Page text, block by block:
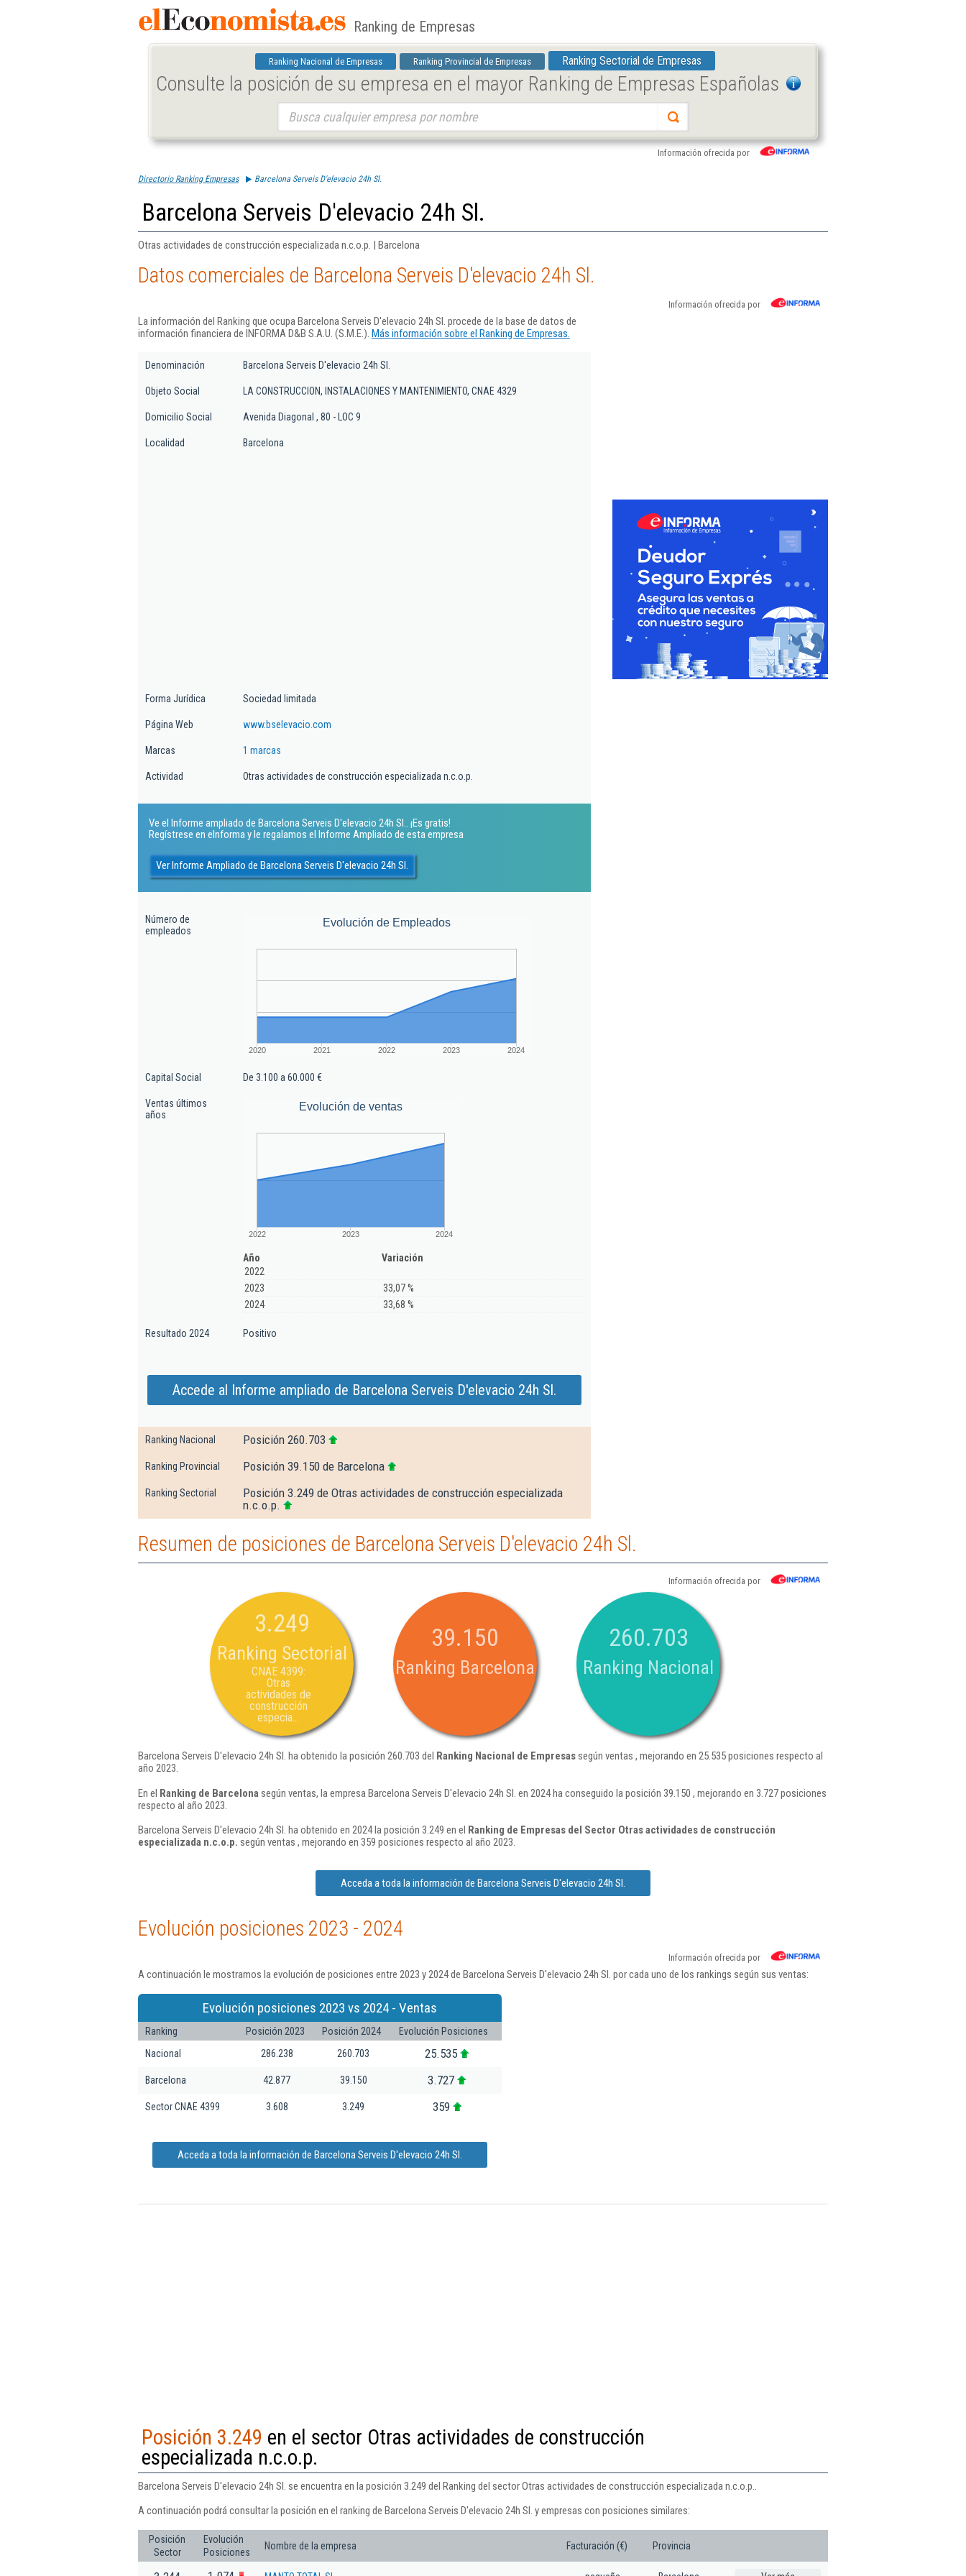
Ranking de Empresas
Ranking Nacional de Empresas Ranking Provincial de Empresas Ranking Sectorial de Empresas
Consulte la posición de su empresa en el mayor Ranking de Empresas Españolas
Información ofrecida por
Directorio Ranking Empresas Barcelona Serveis D'elevacio 24h Sl.
Barcelona Serveis D'elevacio 24h Sl.
Otras actividades de construcción especializada n.c.o.p. | Barcelona
Datos comerciales de Barcelona Serveis D'elevacio 24h Sl.
Información ofrecida por
La información del Ranking que ocupa Barcelona Serveis D'elevacio 24h Sl. procede de la base de datos de
información financiera de INFORMA D&B S.A.U. (S.M.E.). Más información sobre el Ranking de Empresas.
Denominación Barcelona Serveis D'elevacio 24h Sl.
Objeto Social LA CONSTRUCCION, INSTALACIONES Y MANTENIMIENTO, CNAE 4329
Domicilio Social Avenida Diagonal , 80 - LOC 9
Localidad Barcelona
Forma Jurídica Sociedad limitada
Página Web www.bselevacio.com
Marcas 1 marcas
Actividad Otras actividades de construcción especializada n.c.o.p.
Ve el Informe ampliado de Barcelona Serveis D'elevacio 24h Sl.. ¡Es gratis!
Regístrese en eInforma y le regalamos el Informe Ampliado de esta empresa
Ver Informe Ampliado de Barcelona Serveis D'elevacio 24h Sl.
Número de
empleados
Evolución de Empleados
2020 2021 2022 2023 2024
Capital Social De 3.100 a 60.000 €
Ventas últimos
años
Evolución de ventas
2022 2023 2024
Año
Variación
2022
2023
33,07 %
2024
33,68 %
Resultado 2024 Positivo
Accede al Informe ampliado de Barcelona Serveis D'elevacio 24h Sl.
Ranking Nacional Posición 260.703
Ranking Provincial Posición 39.150 de Barcelona
Ranking Sectorial
Posición 3.249 de Otras actividades de construcción especializada
n.c.o.p.
Resumen de posiciones de Barcelona Serveis D'elevacio 24h Sl.
Información ofrecida por
3.249
Ranking Sectorial
CNAE 4399:
Otras
actividades de
construcción
especia...
39.150
Ranking Barcelona
260.703
Ranking Nacional
Barcelona Serveis D'elevacio 24h Sl. ha obtenido la posición 260.703 del Ranking Nacional de Empresassegún ventas , mejorando en 25.535 posiciones respecto al
año 2023.
En el Ranking de Barcelona según ventas, la empresa Barcelona Serveis D'elevacio 24h Sl. en 2024 ha conseguido la posición 39.150 , mejorando en 3.727 posiciones
respecto al año 2023.
Barcelona Serveis D'elevacio 24h Sl. ha obtenido en 2024 la posición 3.249 en el Ranking de Empresas del Sector Otras actividades de construcción
especializada n.c.o.p. según ventas , mejorando en 359 posiciones respecto al año 2023.
Acceda a toda la información de Barcelona Serveis D'elevacio 24h Sl.
Evolución posiciones 2023 - 2024
Información ofrecida por
A continuación le mostramos la evolución de posiciones entre 2023 y 2024 de Barcelona Serveis D'elevacio 24h Sl. por cada uno de los rankings según sus ventas:
Evolución posiciones 2023 vs 2024 - Ventas
Ranking Posición 2023 Posición 2024
Evolución Posiciones
Nacional
286.238 260.703 25.535
Barcelona 42.877 39.150 3.727
Sector CNAE 4399 3.608 3.249 359
Acceda a toda la información de Barcelona Serveis D'elevacio 24h Sl.
Posición 3.249 en el sector Otras actividades de construcción
especializada n.c.o.p.
Barcelona Serveis D'elevacio 24h Sl. se encuentra en la posición 3.249 del Ranking del sector Otras actividades de construcción especializada n.c.o.p..
A continuación podrá consultar la posición en el ranking de Barcelona Serveis D'elevacio 24h Sl. y empresas con posiciones similares:
Posición
Sector
Evolución
Posiciones
Nombre de la empresa Facturación (€) Provincia